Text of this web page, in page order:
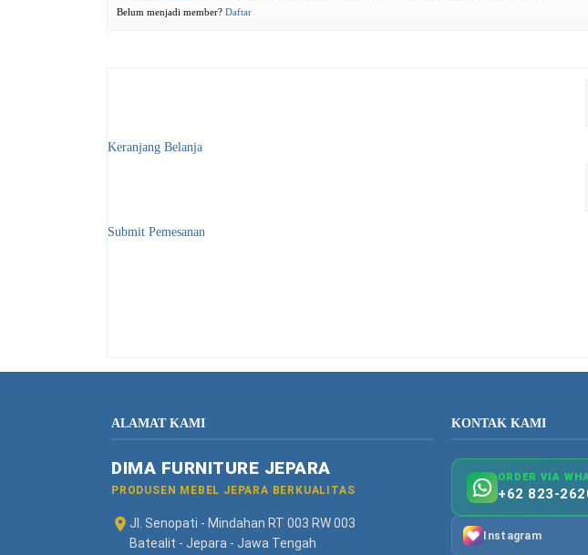
Belum menjadi member? Daftar
Keranjang Belanja
Submit Pemesanan
ALAMAT KAMI
DIMA FURNITURE JEPARA
PRODUSEN MEBEL JEPARA BERKUALITAS
Jl. Senopati - Mindahan RT 003 RW 003
Batealit - Jepara - Jawa Tengah
KONTAK KAMI
ORDER VIA
+62 823-
Instagram